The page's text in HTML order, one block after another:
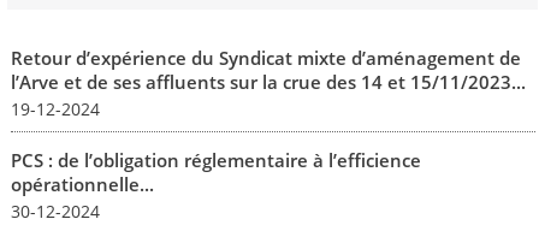
Retour d’expérience du Syndicat mixte d’aménagement de
l’Arve et de ses affluents sur la crue des 14 et 15/11/2023...
19-12-2024
PCS : de l’obligation réglementaire à l’efficience
opérationnelle...
30-12-2024